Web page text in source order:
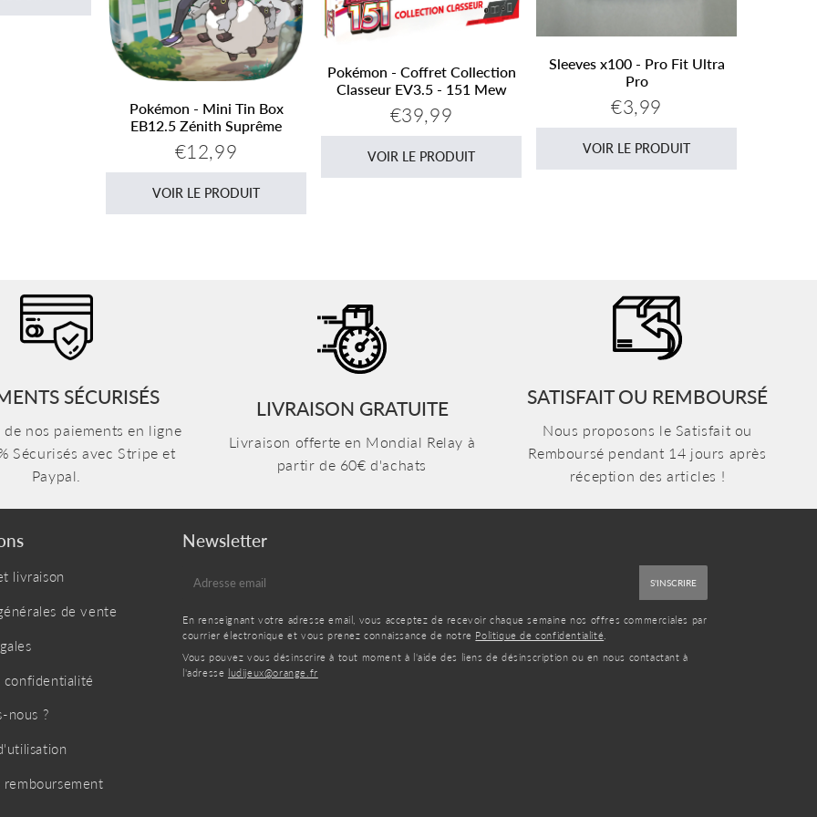
Pokémon - Mini Tin Box
EB12.5 Zénith Suprême
Prix
régulier
€12,99
VOIR LE PRODUIT
Pokémon - Coffret Collection
Classeur EV3.5 - 151 Mew
Prix
régulier
€39,99
VOIR LE PRODUIT
Sleeves x100 - Pro Fit Ultra
Pro
Prix
régulier
€3,99
VOIR LE PRODUIT
SÉCURISÉS
de nos paiements en ligne
Sécurisés avec Stripe et
Paypal.
LIVRAISON GRATUITE
Livraison offerte en Mondial Relay à
partir de 60€ d'achats
SATISFAIT OU REMBOURSÉ
Nous proposons le Satisfait ou
Remboursé pendant 14 jours après
réception des articles !
livraison
de vente
confidentialité
nous ?
Newsletter
E-
S'INSCRIRE
En renseignant votre adresse email, vous acceptez de recevoir chaque semaine nos offres commerciales par
courrier électronique et vous prenez connaissance de notre Politique de confidentialité
Vous pouvez vous désinscrire à tout moment à l'aide des liens de désinscription ou en nous contactant à
l'adresse ludijeux@orange.fr